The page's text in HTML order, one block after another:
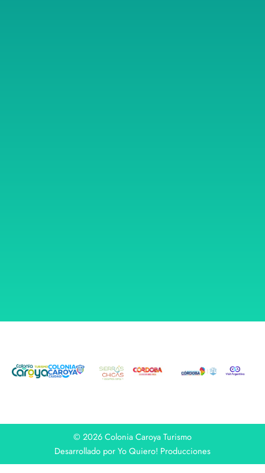
© 2026 Colonia Caroya Turismo
Desarrollado por Yo Quiero! Producciones